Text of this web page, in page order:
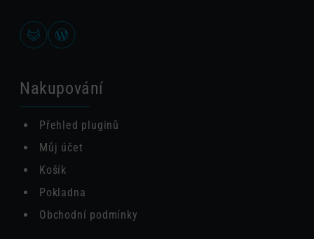
Nakupování
Přehled pluginů
Můj účet
Košík
Pokladna
Obchodní podmínky